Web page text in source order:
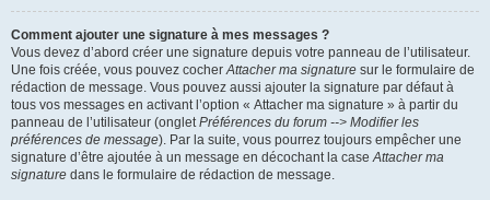
Comment ajouter une signature à mes messages ?
Vous devez d’abord créer une signature depuis votre panneau de l’utilisateur.
Une fois créée, vous pouvez cocherAttacher ma signature sur le formulaire de
rédaction de message. Vous pouvez aussi ajouter la signature par défaut à
tous vos messages en activant l’option « Attacher ma signature » à partir du
panneau de l’utilisateur (ongletPréférences du forum --> Modifier les
préférences de message). Par la suite, vous pourrez toujours empêcher une
signature d’être ajoutée à un message en décochant la caseAttacher ma
signature dans le formulaire de rédaction de message.